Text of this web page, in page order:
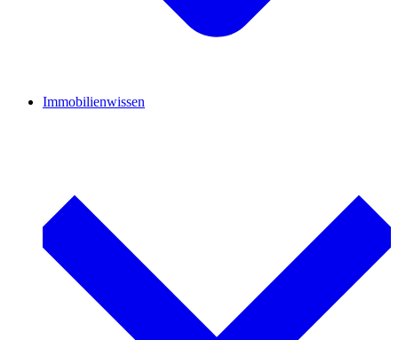
Immobilienwissen